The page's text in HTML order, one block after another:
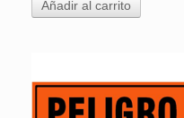
Añadir al carrito